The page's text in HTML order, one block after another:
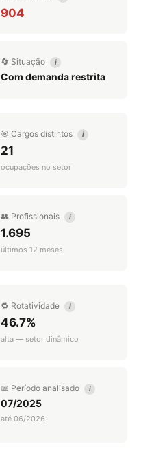
904
🔄 Situação i
Com demanda restrita
🎯 Cargos distintos i
21
ocupações no setor
👥 Profissionais i
1.695
últimos 12 meses
🔁 Rotatividade i
46.7%
alta — setor dinâmico
📅 Período analisado i
07/2025
até 06/2026